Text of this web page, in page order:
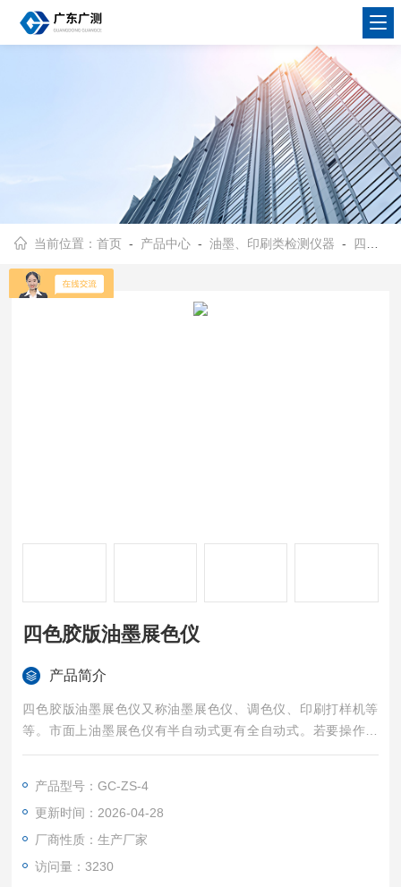
当前位置：首页 - 产品中心 -油墨、印刷类检测仪器 - 四色胶版展色仪（UV胶辊）
四色胶版油墨展色仪
产品简介
四色胶版油墨展色仪又称油墨展色仪、调色仪、印刷打样机等
等。市面上油墨展色仪有半自动式更有全自动式。若要操作简
便，精确调节，就当然选择全自动的四色胶版展色仪。
产品型号：GC-ZS-4
更新时间：2026-04-28
厂商性质：生产厂家
访问量：3230